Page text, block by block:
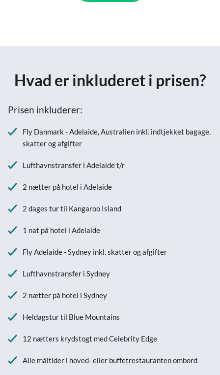
Hvad er inkluderet i prisen?
Prisen inkluderer:
Fly Danmark - Adelaide, Australien inkl. indtjekket bagage,
skatter og afgifter
Lufthavnstransfer i Adelaide t/r
2 nætter på hotel i Adelaide
2 dages tur til Kangaroo Island
1 nat på hotel i Adelaide
Fly Adelaide - Sydney inkl. skatter og afgifter
Lufthavnstransfer i Sydney
2 nætter på hotel i Sydney
Heldagstur til Blue Mountains
12 nætters krydstogt med Celebrity Edge
Alle måltider i hoved- eller buffetrestauranten ombord